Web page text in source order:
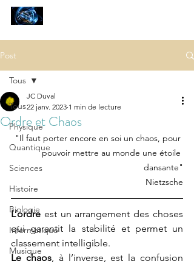
Post
Tous
Physique
Quantique
Sciences
Histoire
Biologie
Informatique
Musique
Tous
Ordre et Chaos
JC Duval
22 janv. 2023 1 min de lecture
"Il faut porter encore en soi un chaos, pour
pouvoir mettre au monde une étoile
dansante"
Nietzsche
L’ordre est un arrangement des choses
qui garantit la stabilité et permet un
classement intelligible.
Le chaos, à l’inverse, est la confusion